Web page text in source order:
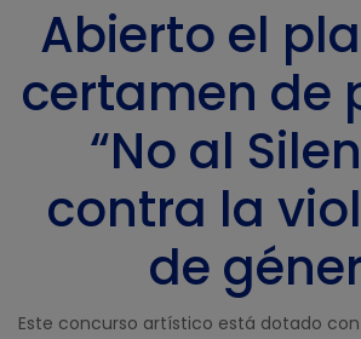
Abierto el
certamen de
“No al
contra la
de
Este concurso artístico está dotado